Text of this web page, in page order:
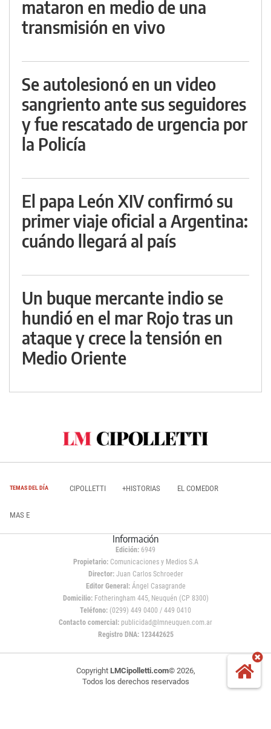
mataron en medio de una
transmisión en vivo
Se autolesionó en un video
sangriento ante sus seguidores
y fue rescatado de urgencia por
la Policía
El papa León XIV confirmó su
primer viaje oficial a Argentina:
cuándo llegará al país
Un buque mercante indio se
hundió en el mar Rojo tras un
ataque y crece la tensión en
Medio Oriente
TEMAS DEL DÍA CIPOLLETTI +HISTORIAS EL COMEDOR
MAS E
Información
Edición: 6949
Propietario:Comunicaciones y Medios S.A
Director: Juan Carlos Schroeder
Editor General:Ángel Casagrande
Domicilio:Fotheringham 445, Neuquén (CP 8300)
Teléfono: (0299) 449 0400 / 449 0410
Contacto comercial: publicidad@lmneuquen.com.ar
Registro DNA: 123442625
Copyright LMCipolletti.com© 2026,
Todos los derechos reservados